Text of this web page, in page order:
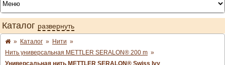
Каталог развернуть
» Каталог » Нити »
Нить универсальная METTLER SERALON® 200 m »